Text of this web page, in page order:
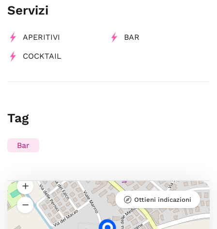
Servizi
APERITIVI BAR
COCKTAIL
Tag
Bar
Ottieni indicazioni